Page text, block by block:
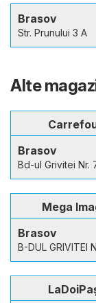
Brasov
Str. Prunului 3 A
Alte
Brasov
Bd-ul Grivitei Nr.
Mega
Brasov
B-DUL GRIVITEI